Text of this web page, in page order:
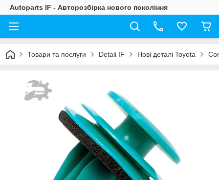
Autoparts IF - Авторозбірка нового покоління
Товари та послуги Detali IF Нові деталі Toyota